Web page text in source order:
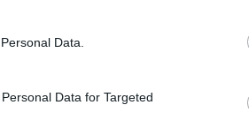
Data.
Data for Targeted
– η Μαρία τα ήθελε